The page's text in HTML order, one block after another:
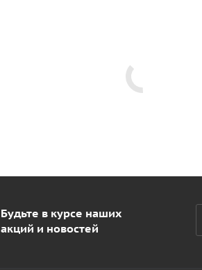
Будьте в курсе наших
акций и новостей